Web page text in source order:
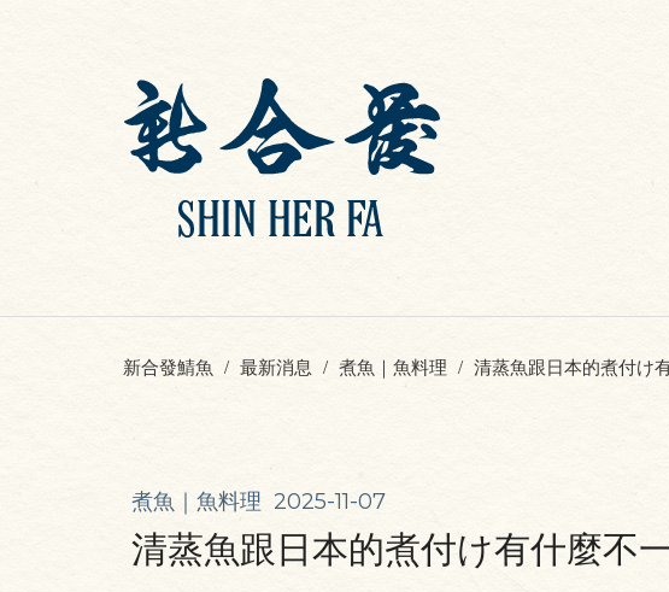
新合發鯖魚 最新消息 煮魚｜魚料理 清蒸魚跟日本的煮付け
煮魚｜魚料理 2025-11-07
清蒸魚跟日本的煮付け有什麼不